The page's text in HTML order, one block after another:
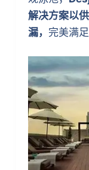
解决方案以
漏， 完美满